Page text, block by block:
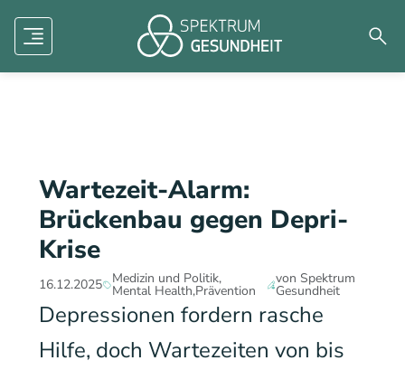
Menü
Human factors Mental Health
Zukunft der Medizin
Forschung
Wartezeit-Alarm:
Brückenbau gegen Depri-
Krise
16.12.2025 Medizin und Politik
Mental HealthPrävention
von Spektrum
Gesundheit
Depressionen fordern rasche
Hilfe, doch Wartezeiten von bis